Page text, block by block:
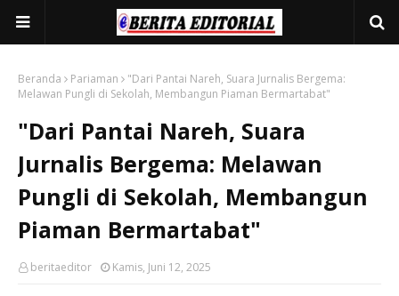
Beranda Pariaman
"Dari Pantai Nareh, Suara Jurnalis Bergema:
Melawan Pungli di Sekolah, Membangun Piaman Bermartabat"
"Dari Pantai Nareh, Suara
Jurnalis Bergema: Melawan
Pungli di Sekolah, Membangun
Piaman Bermartabat"
beritaeditor Kamis, Juni 12, 2025